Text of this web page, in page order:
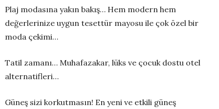
Plaj modasına yakın bakış… Hem modern hem
değerlerinize uygun tesettür mayosu ile çok özel bir
moda çekimi…
Tatil zamanı… Muhafazakar, lüks ve çocuk dostu otel
alternatifleri…
Güneş sizi korkutmasın! En yeni ve etkili güneş